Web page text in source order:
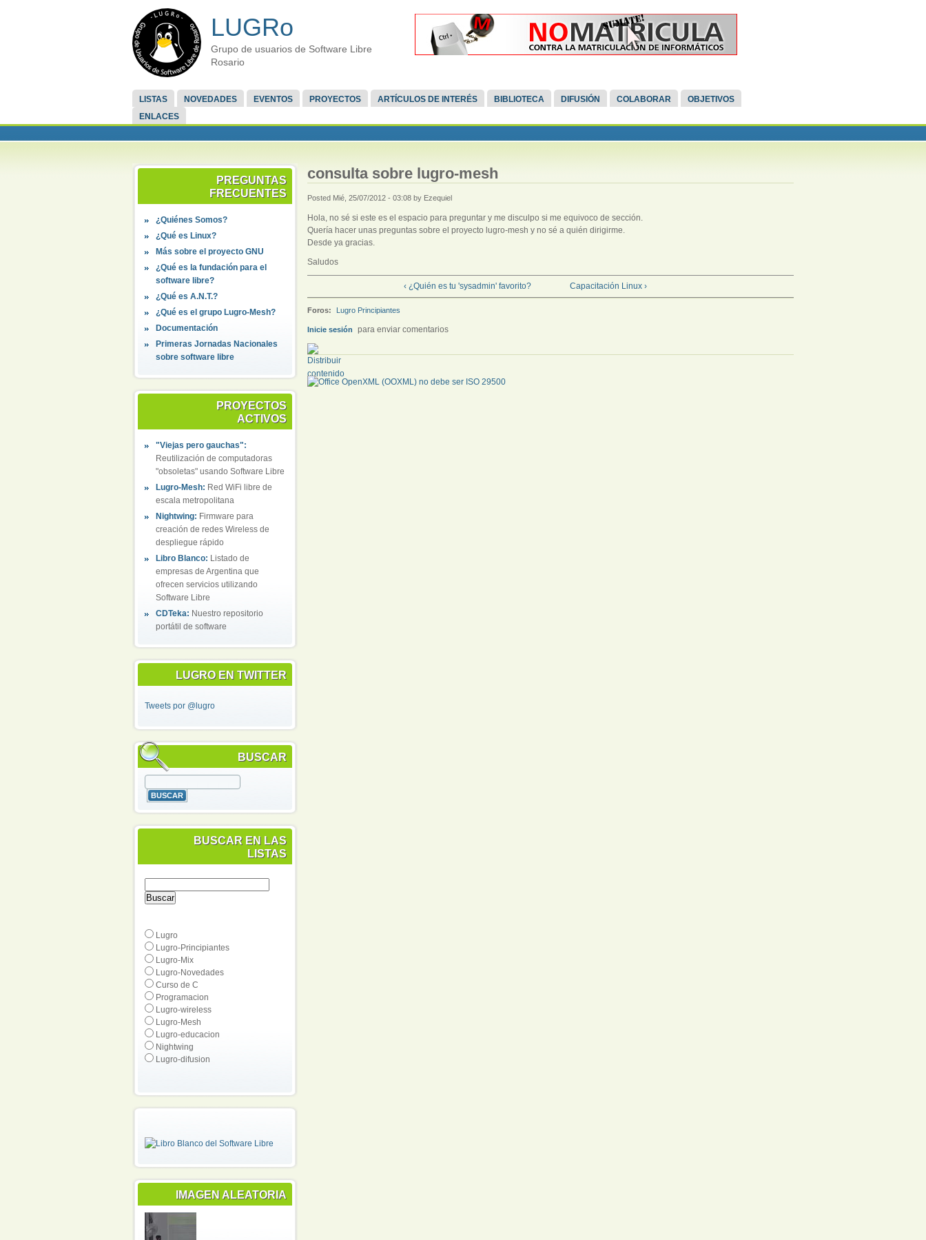
LUGRo
Grupo de usuarios de Software Libre
Rosario
LISTAS NOVEDADES EVENTOS PROYECTOS ARTÍCULOS DE INTERÉS BIBLIOTECA DIFUSIÓN COLABORAR
OBJETIVOS
ENLACES
PREGUNTAS
FRECUENTES
¿Quiénes Somos?
¿Qué es Linux?
Más sobre el proyecto GNU
¿Qué es la fundación para el
software libre?
¿Qué es A.N.T.?
¿Qué es el grupo Lugro-Mesh?
Documentación
Primeras Jornadas Nacionales
sobre software libre
PROYECTOS
ACTIVOS
"Viejas pero gauchas":
Reutilización de computadoras
"obsoletas" usando Software Libre
Lugro-Mesh: Red WiFi libre de
escala metropolitana
Nightwing: Firmware para
creación de redes Wireless de
despliegue rápido
Libro Blanco: Listado de
empresas de Argentina que
ofrecen servicios utilizando
Software Libre
CDTeka: Nuestro repositorio
portátil de software
LUGRO EN TWITTER
Tweets por @lugro
BUSCAR
BUSCAR EN LAS
LISTAS
Lugro
Lugro-Principiantes
Lugro-Mix
Lugro-Novedades
Curso de C
Programacion
Lugro-wireless
Lugro-Mesh
Lugro-educacion
Nightwing
Lugro-difusion
IMAGEN ALEATORIA
consulta sobre lugro-mesh
Posted Mié, 25/07/2012 - 03:08 by Ezequiel
Hola, no sé si este es el espacio para preguntar y me disculpo si me equivoco de sección.
Quería hacer unas preguntas sobre el proyecto lugro-mesh y no sé a quién dirigirme.
Desde ya gracias.
Saludos
‹ ¿Quién es tu 'sysadmin' favorito? Capacitación Linux ›
Foros: Lugro Principiantes
Inicie sesión para enviar comentarios